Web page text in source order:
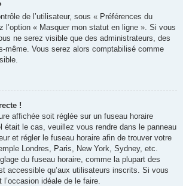
de l’utilisateur, sous « Préférences du
l’option « Masquer mon statut en ligne ». Si vous
ne serez visible que des administrateurs, des
même. Vous serez alors comptabilisé comme
!
affichée soit réglée sur un fuseau horaire
était le cas, veuillez vous rendre dans le panneau
et régler le fuseau horaire afin de trouver votre
Londres, Paris, New York, Sydney, etc.
du fuseau horaire, comme la plupart des
accessible qu’aux utilisateurs inscrits. Si vous
l’occasion idéale de le faire.